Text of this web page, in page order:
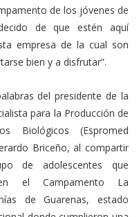
de los jóvenes de
de que estén aquí
empresa de la cual son
bien y a disfrutar”.
del presidente de la
para la Producción de
Biológicos (Espromed
Briceño, al compartir
de adolescentes que
el Campamento La
de Guarenas, estado